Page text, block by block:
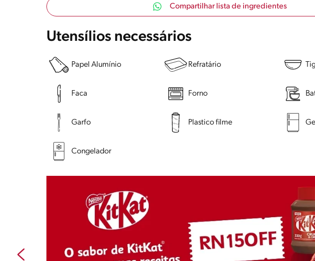
Compartilhar lista de ingredientes
Utensílios necessários
Papel Alumínio Refratário
Faca Forno
Garfo Plastico filme
Congelador